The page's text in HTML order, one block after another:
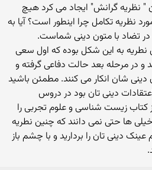
" نظریه گرانش" ایجاد می کرد هیچ
نظریه تکامل چرا اینطور است؟ آیا به
تضاد با متون دینی شماست.
نطریه به این شکل بوده که اول سعی
و در مرحله بعد حالت دفاعی گرفته و
دینی شان انکار می کنند. مطمئن باشید
دینی تان بود در دروس
کتاب زیست شناسی و علوم تجربی را
ها حتی نمی دانند که چنین نطریه
دینی تان را بردارید و با چشم باز